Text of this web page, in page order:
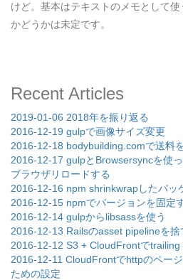
けど。基本はテキストのメモとして
かどうかは未定です。
Recent Articles
2019-01-06 2018年を振り返る
2016-12-19 gulpで画像サイズ変更
2016-12-18 bodybuilding.comで送料
2016-12-17 gulpとBrowsersyncを使
ブラウザリロードする
2016-12-16 npm shrinkwrapしたパッ
2016-12-15 npmでバージョンを固定
2016-12-14 gulpからlibsassを使う
2016-12-13 Railsのasset pipelineを捨
2016-12-12 S3 + CloudFrontで
2016-12-11 CloudFrontでhttpのペー
ための設定